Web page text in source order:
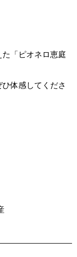
「ピオネロ恵庭
体感してくださ